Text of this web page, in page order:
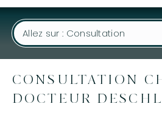
c
CONSULTATION
DOCTEUR